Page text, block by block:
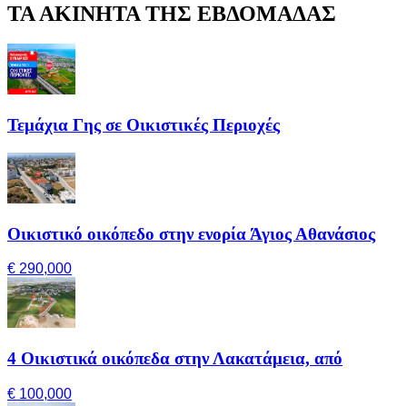
ΤΑ ΑΚΙΝΗΤΑ ΤΗΣ ΕΒΔΟΜΑΔΑΣ
Τεμάχια Γης σε Οικιστικές Περιοχές
Οικιστικό οικόπεδο στην ενορία Άγιος Αθανάσιος
€ 290,000
4 Οικιστικά οικόπεδα στην Λακατάμεια, από
€ 100,000